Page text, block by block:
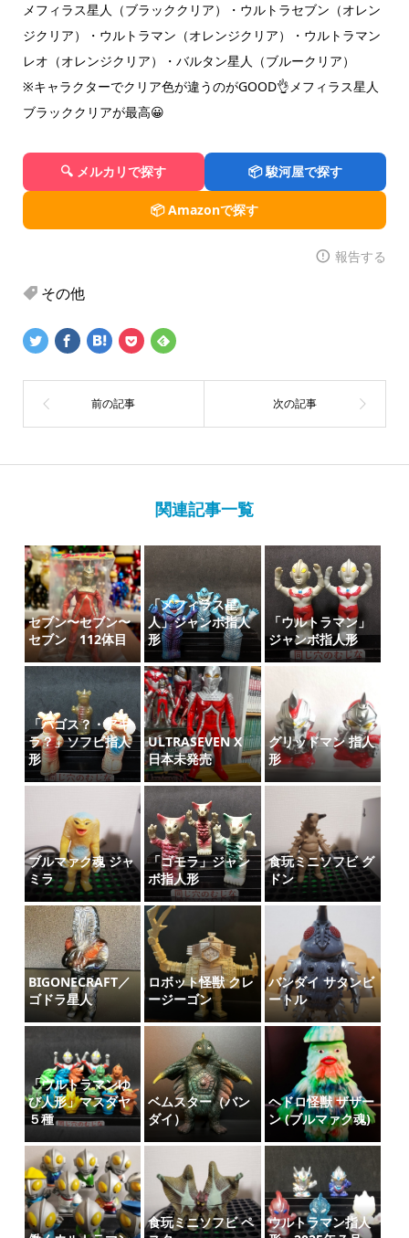
メフィラス星人（ブラッククリア）・ウルトラセブン（オレン
ジクリア）・ウルトラマン（オレンジクリア）・ウルトラマン
レオ（オレンジクリア）・バルタン星人（ブルークリア）
※キャラクターでクリア色が違うのがGOOD👌メフィラス星人
ブラッククリアが最高😀
🔍 メルカリで探す 📦 駿河屋で探す
📦 Amazonで探す
報告する
その他
関連記事一覧
セブン〜セブン〜
セブン 112体目
「メフィラス星
人」ジャンボ指人
形
「ウルトラマン」
ジャンボ指人形
「パゴス？・アギ
ラ？」ソフビ指人
形
ULTRASEVEN X
日本未発売
グリッドマン 指人
形
ブルマァク魂 ジャ
ミラ
「ゴモラ」ジャン
ボ指人形
食玩ミニソフビ グ
ドン
BIGONECRAFT／
ゴドラ星人
ロボット怪獣 クレ
ージーゴン
バンダイ サタンビ
ートル
「ウルトラマンゆ
び人形」マスダヤ
５種
ベムスター（バン
ダイ）
ヘドロ怪獣 ザザー
ン (ブルマァク魂)
食玩ミニソフビ ペ
ウルトラマン指人